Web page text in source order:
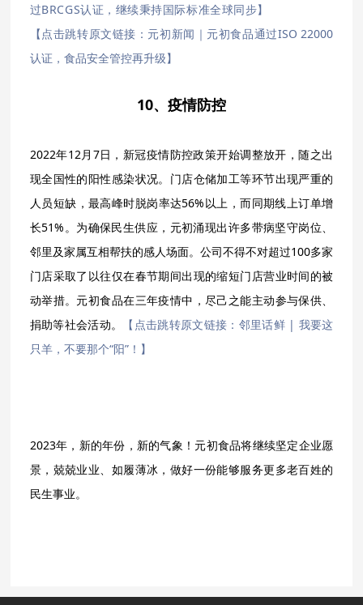
过BRCGS认证，继续秉持国际标准全球同步】
【点击跳转原文链接：元初新闻｜元初食品通过ISO 22000
认证，食品安全管控再升级】
10、疫情防控
2022年12月7日，新冠疫情防控政策开始调整放开，随之出
现全国性的阳性感染状况。门店仓储加工等环节出现严重的
人员短缺，最高峰时脱岗率达56%以上，而同期线上订单增
长51%。为确保民生供应，元初涌现出许多带病坚守岗位、
邻里及家属互相帮扶的感人场面。公司不得不对超过100多家
门店采取了以往仅在春节期间出现的缩短门店营业时间的被
动举措。元初食品在三年疫情中，尽己之能主动参与保供、
捐助等社会活动。
【点击跳转原文链接：邻里话鲜 | 我要这
只羊，不要那个“阳”！】
2023年，新的年份，新的气象！元初食品将继续坚定企业愿
景，兢兢业业、如履薄冰，做好一份能够服务更多老百姓的
民生事业。